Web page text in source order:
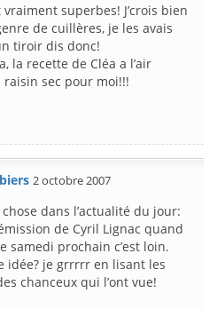
superbes! J’crois bien
de cuillères, je les avais
tiroir dis donc!
la recette de Cléa a l’air
raisin sec pour moi!!!
2 octobre 2007
dans l’actualité du jour:
de Cyril Lignac quand
samedi prochain c’est loin.
idée? je grrrrr en lisant les
chanceux qui l’ont vue!